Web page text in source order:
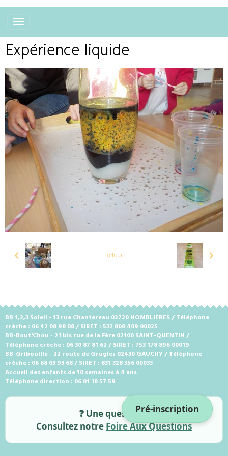
Pré-inscription
Expérience liquide
Retour
BB 1,2,3 Soleil - 13 rue Chantereau 02720 HOMBLIERES / Téléphone
crèche : 06 42 08 98 08 / SIRET : 532 808 409 00025
BB-Bout'Chou - 21 bis rue de la Fère 02100 SAINT-QUENTIN /
Téléphone crèche : 06 30 87 81 62 / SIRET : 753 178 896 00019
BB-Gribouille - 22 route de Grugies 02430 GAUCHY / Téléphone
crèche : 06 68 03 93 68 / SIRET : 831 328 356 00033
Accueil des enfants de 10 semaines à 4 ans
Téléphone direction : 06 81 18 57 59
❓ Une question ?
Consultez notre Foire Aux Questions